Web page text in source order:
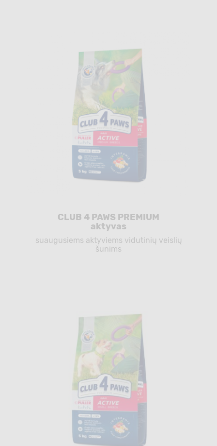
CLUB 4 PAWS PREMIUM
aktyvas
suaugusiems aktyviems vidutinių veislių
šunims